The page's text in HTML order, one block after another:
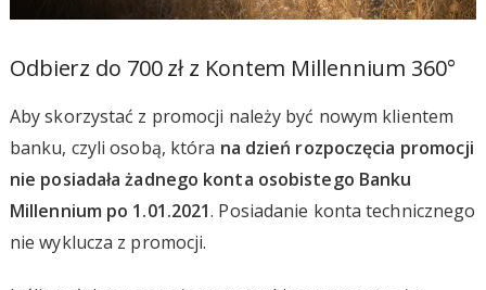
Odbierz do 700 zł z Kontem Millennium 360°
Aby skorzystać z promocji należy być nowym klientem
banku, czyli osobą, która na dzień rozpoczęcia promocji
nie posiadała żadnego konta osobistego Banku
Millennium po 1.01.2021. Posiadanie konta technicznego
nie wyklucza z promocji.